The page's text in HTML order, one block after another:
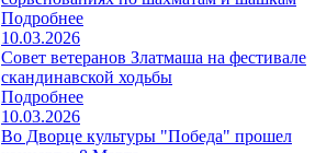
Подробнее
10.03.2026
Совет ветеранов Златмаша на фестивале
скандинавской ходьбы
Подробнее
10.03.2026
Во Дворце культуры "Победа" прошел